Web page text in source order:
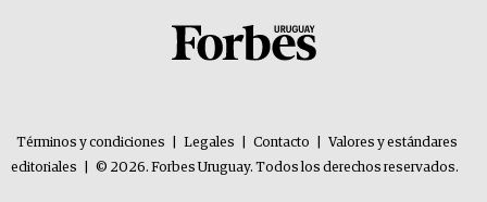
Términos y condiciones Legales Contacto
Valores y estándares
editoriales
© 2026. Forbes Uruguay. Todos los derechos reservados.